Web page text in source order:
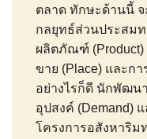
ตลาด ทักษะด้านนี้
กลยุทธ์ส่วนประสมท
ผลิตภัณฑ์ (Product)
ขาย (Place) และกา
อย่างไรก็ดี นักพัฒน
อุปสงค์ (Demand)
โครงการอสังหาริม